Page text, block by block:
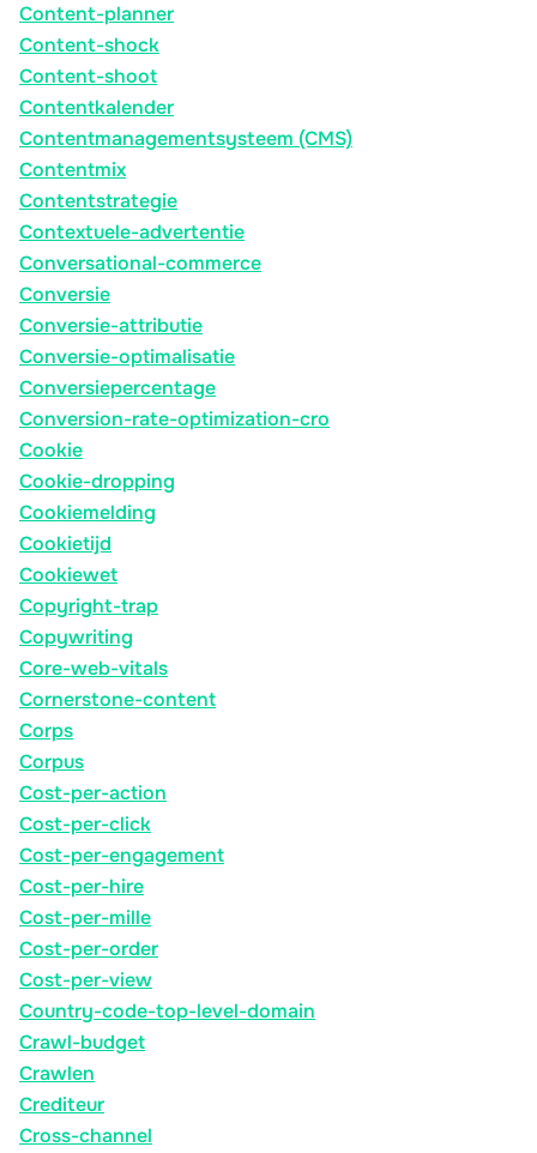
Content-planner
Content-shock
Content-shoot
Contentkalender
Contentmanagementsysteem (CMS)
Contentmix
Contentstrategie
Contextuele-advertentie
Conversational-commerce
Conversie
Conversie-attributie
Conversie-optimalisatie
Conversiepercentage
Conversion-rate-optimization-cro
Cookie
Cookie-dropping
Cookiemelding
Cookietijd
Cookiewet
Copyright-trap
Copywriting
Core-web-vitals
Cornerstone-content
Corps
Corpus
Cost-per-action
Cost-per-click
Cost-per-engagement
Cost-per-hire
Cost-per-mille
Cost-per-order
Cost-per-view
Country-code-top-level-domain
Crawl-budget
Crawlen
Crediteur
Cross-channel